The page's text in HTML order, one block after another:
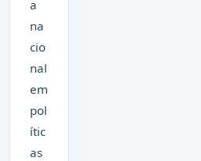
a
na
cio
nal
em
pol
ític
as